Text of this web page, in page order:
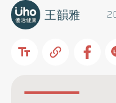
王韻雅